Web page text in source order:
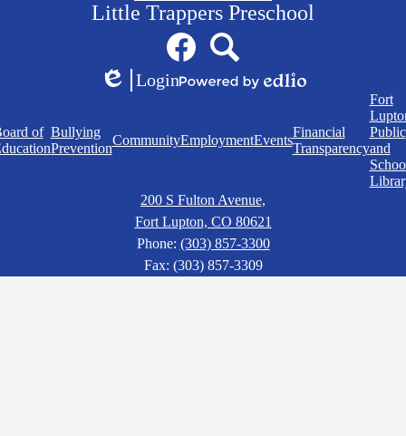
Little Trappers Preschool
FacebookSearch
Edlio
Login
of Bullying
Prevention
CommunityEmploymentEvents
Financial
Transparency
Fort
Public
and
200 S Fulton Avenue,
Fort Lupton, CO 80621
Phone: (303) 857-3300
Fax: (303) 857-3309